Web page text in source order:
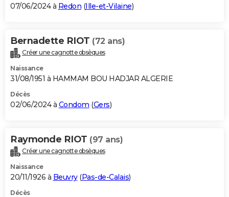
07/06/2024 à Redon (Ille-et-Vilaine)
Bernadette RIOT (72 ans)
Créer une cagnotte obsèques
Naissance
31/08/1951 à HAMMAM BOU HADJAR ALGERIE
Décès
02/06/2024 à Condom (Gers)
Raymonde RIOT (97 ans)
Créer une cagnotte obsèques
Naissance
20/11/1926 à Beuvry(Pas-de-Calais)
Décès